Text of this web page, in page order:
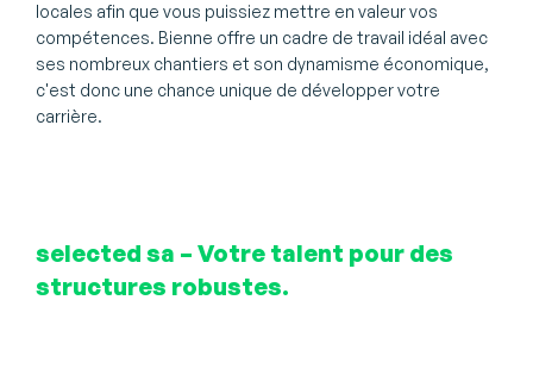
locales afin que vous puissiez mettre en valeur vos
compétences. Bienne offre un cadre de travail idéal avec
ses nombreux chantiers et son dynamisme économique,
c'est donc une chance unique de développer votre
carrière.
selected sa – Votre talent pour des
structures robustes.